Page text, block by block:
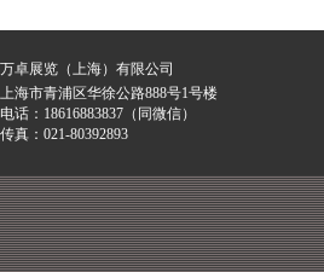
万卓展览（上海）有限公司
上海市青浦区华徐公路888号1号楼
电话：18616883837（同微信）
传真：021-80392893